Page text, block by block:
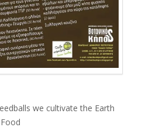
we cultivate the Earth